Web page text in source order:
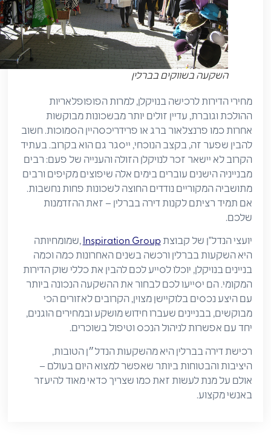
השקעה בשווקים בברלין
מחירי הדירות לרכישה בנויקלן, למרות הפופופלאריות
ההולכת וגוברת, עדיין זולים יותר מבשכונות מבוקשות
אחרות כמו פרנצלאור ברג או פרידריכסהיין הסמוכות. חשוב
להבין שפער זה, בקצב הנוכחי, ייסגר גם הוא בקרוב. בעתיד
הקרוב לא יישאר זכר לנויקלן הזולה והענייה של פעם: רבים
מבנייניה הישנים עוברים בימים אלה שיפוצים מקיפים ורבים
מתושביה המקוריים נודדים החוצה לשכונות פחות נחשבות.
אם תמיד רציתם לקנות דירה בברלין – זאת ההזדמנות
שלכם.
יועצי הנדל"ן של קבוצתInspiration Group ,שמומחיותה
היא השקעות בברלין ורכשה בשנים האחרונות כמה וכמה
בניינים בנויקלן, יוכלו לסייע לכם להבין את כללי שוק הדירות
המקומי. הם יסייעו לכם לבחור את ההשקעה הנכונה ביותר
עם היצע נכסים בלוקיישן מצוין, הקרובים לאזורים הכי
מבוקשים, בבניינים שעברו חידוש מושקע ובמחירים הוגנים,
יחד עם אפשרות לניהול הנכס וטיפול בשוכרים.
רכישת דירה בברלין היא מהשקעות הנדל״ן הטובות,
היציבות והבטוחות ביותר שאפשר למצוא היום בעולם –
אולם על מנת לעשות זאת כמו שצריך כדאי מאוד להיעזר
באנשי מקצוע.